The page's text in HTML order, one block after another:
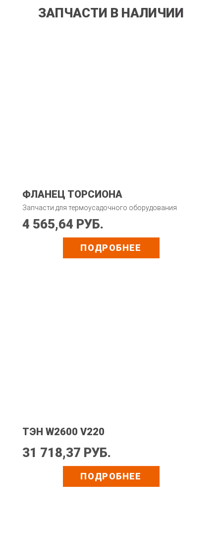
ЗАПЧАСТИ В НАЛИЧИИ
ФЛАНЕЦ ТОРСИОНА
Запчасти для термоусадочного оборудования
4 565,64 РУБ.
ПОДРОБНЕЕ
ТЭН W2600 V220
31 718,37 РУБ.
ПОДРОБНЕЕ